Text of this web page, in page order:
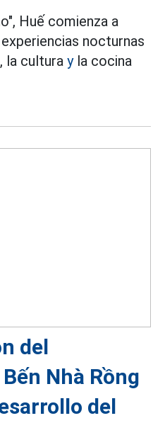
Huế comienza a
nocturnas
la cultura yla cocina
del
Nhà Rồng
del